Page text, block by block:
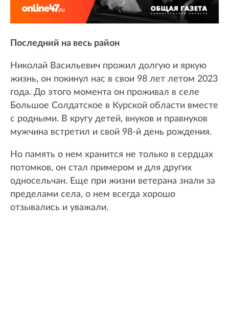
Последний на весь район
Николай Васильевич прожил долгую и яркую
жизнь, он покинул нас в свои 98 лет летом 2023
года. До этого момента он проживал в селе
Большое Солдатское в Курской области вместе
с родными. В кругу детей, внуков и правнуков
мужчина встретил и свой 98-й день рождения.
Но память о нем хранится не только в сердцах
потомков, он стал примером и для других
односельчан. Еще при жизни ветерана знали за
пределами села, о нем всегда хорошо
отзывались и уважали.